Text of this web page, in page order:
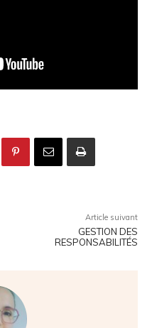
Article suivant
GESTION DES
RESPONSABILITÉS